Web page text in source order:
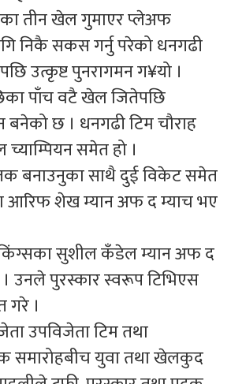
तीन खेल गुमाएर प्लेअफ
निकै सकस गर्नु परेको धनगढी
उत्कृष्ट पुनरागमन ग¥यो ।
पाँच वटै खेल जितेपछि
बनेको छ । धनगढी टिम चौराह
च्याम्पियन समेत हो ।
बनाउनुका साथै दुई विकेट समेत
आरिफ शेख म्यान अफ द म्याच भए
किंग्सका सुशील कँडेल म्यान अफ द
उनले पुरस्कार स्वरूप टिभिएस
गरे ।
उपविजेता टिम तथा
समारोहबीच युवा तथा खेलकुद